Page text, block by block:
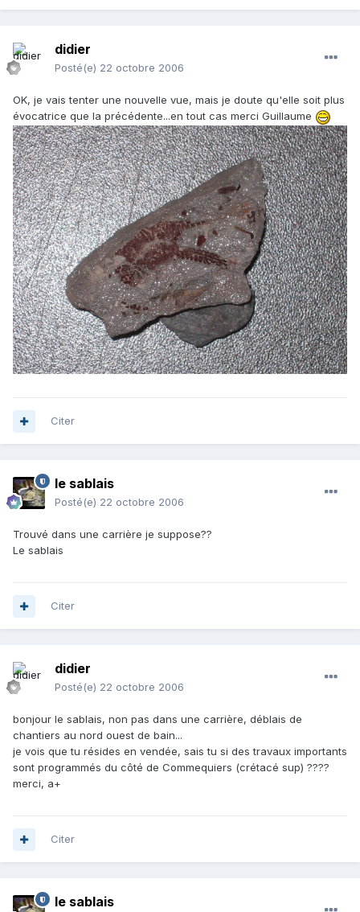
didier
Posté(e) 22 octobre 2006
OK, je vais tenter une nouvelle vue, mais je doute qu'elle soit plus
évocatrice que la précédente...en tout cas merci Guillaume
Citer
le sablais
Posté(e) 22 octobre 2006
Trouvé dans une carrière je suppose??
Le sablais
Citer
didier
Posté(e) 22 octobre 2006
bonjour le sablais, non pas dans une carrière, déblais de
chantiers au nord ouest de bain...
je vois que tu résides en vendée, sais tu si des travaux importants
sont programmés du côté de Commequiers (crétacé sup) ????
merci, a+
Citer
le sablais